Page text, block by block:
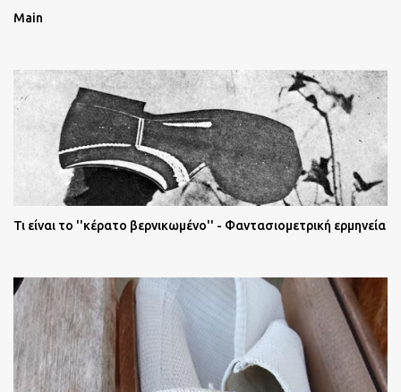
Main
Τι είναι το ''κέρατο βερνικωμένο'' - Φαντασιομετρική ερμηνεία